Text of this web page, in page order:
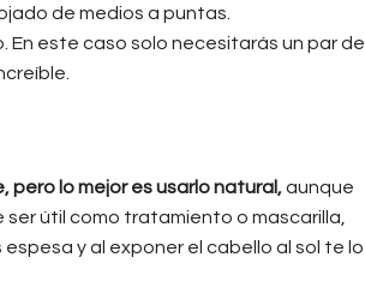
de medios a puntas.
En este caso solo necesitarás un par de
lo mejor es usarlo natural,aunque
útil como tratamiento o mascarilla,
y al exponer el cabello al sol te lo